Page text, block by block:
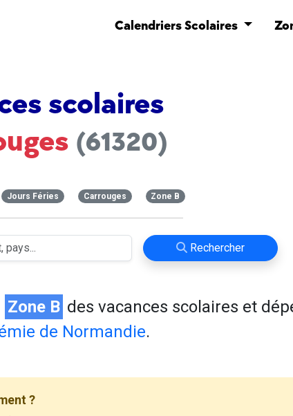
Calendriers Scolaires
scolaires
(61320)
Jours Féries Carrouges Zone B
Rechercher
Zone B des vacances scolaires et
de Normandie.
?